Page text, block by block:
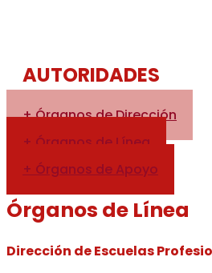
AUTORIDADES
+ Órganos de Dirección
+ Órganos de Línea
+ Órganos de Apoyo
Órganos de Línea
Dirección de Escuelas